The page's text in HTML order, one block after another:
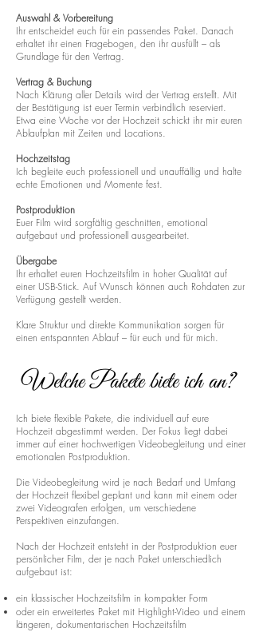
Auswahl & Vorbereitung
Ihr entscheidet euch für ein passendes Paket. Danach
erhaltet ihr einen Fragebogen, den ihr ausfüllt – als
Grundlage für den Vertrag.
Vertrag & Buchung
Nach Klärung aller Details wird der Vertrag erstellt. Mit
der Bestätigung ist euer Termin verbindlich reserviert.
Etwa eine Woche vor der Hochzeit schickt ihr mir euren
Ablaufplan mit Zeiten und Locations.
Hochzeitstag
Ich begleite euch professionell und unauffällig und halte
echte Emotionen und Momente fest.
Postproduktion
Euer Film wird sorgfältig geschnitten, emotional
aufgebaut und professionell ausgearbeitet.
Übergabe
Ihr erhaltet euren Hochzeitsfilm in hoher Qualität auf
einer USB-Stick. Auf Wunsch können auch Rohdaten zur
Verfügung gestellt werden.
Klare Struktur und direkte Kommunikation sorgen für
einen entspannten Ablauf – für euch und für mich.
Welche Pakete biete ich an?
Ich biete flexible Pakete, die individuell auf eure
Hochzeit abgestimmt werden. Der Fokus liegt dabei
immer auf einer hochwertigen Videobegleitung und einer
emotionalen Postproduktion.
Die Videobegleitung wird je nach Bedarf und Umfang
der Hochzeit flexibel geplant und kann mit einem oder
zwei Videografen erfolgen, um verschiedene
Perspektiven einzufangen.
Nach der Hochzeit entsteht in der Postproduktion euer
persönlicher Film, der je nach Paket unterschiedlich
aufgebaut ist:
ein klassischer Hochzeitsfilm in kompakter Form
oder ein erweitertes Paket mit Highlight-Video und einem
längeren, dokumentarischen Hochzeitsfilm